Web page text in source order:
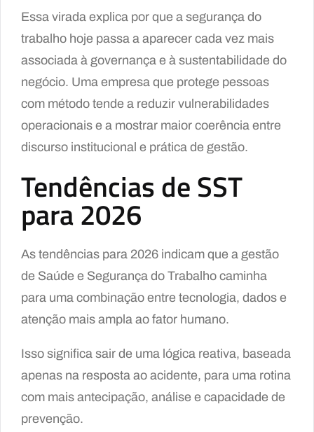
Essa virada explica por que a segurança do
trabalho hoje passa a aparecer cada vez mais
associada à governança e à sustentabilidade do
negócio. Uma empresa que protege pessoas
com método tende a reduzir vulnerabilidades
operacionais e a mostrar maior coerência entre
discurso institucional e prática de gestão.
Tendências de SST
para 2026
As tendências para 2026 indicam que a gestão
de Saúde e Segurança do Trabalho caminha
para uma combinação entre tecnologia, dados e
atenção mais ampla ao fator humano.
Isso significa sair de uma lógica reativa, baseada
apenas na resposta ao acidente, para uma rotina
com mais antecipação, análise e capacidade de
prevenção.